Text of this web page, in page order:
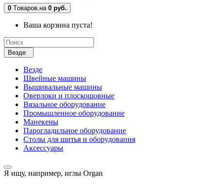
0 Tоваров,на 0 руб.
Ваша корзина пуста!
Везде
Везде
Швейные машины
Вышивальные машины
Оверлоки и плоскошовные
Вязальное оборудование
Промышленное оборудование
Манекены
Парогладильное оборудование
Столы для шитья и оборудования
Аксессуары
Я ищу, например, иглы Organ